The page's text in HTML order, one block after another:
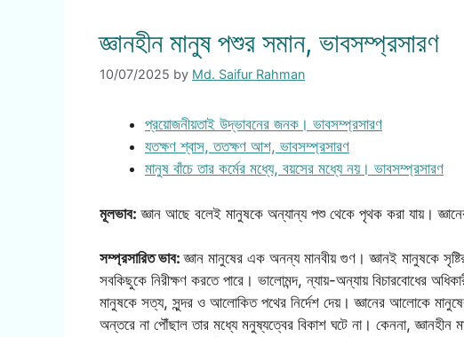
জ্ঞানহীন মানুষ পশুর সমান, ভাবসম্প্রসারণ
10/07/2025 by Md. Saifur Rahman
প্রয়োজনীয়তাই উদ্ভাবনের জনক। ভাবসম্প্রসারণ
যতক্ষণ শ্বাস, ততক্ষণ আশ, ভাবসম্প্রসারণ
মানুষ বাঁচে তার কর্মের মধ্যে, বয়সের মধ্যে নয়। ভাবসম্প্রসারণ
মূলভাব: জ্ঞান আছে বলেই মানুষকে অন্যান্য পশু থেকে পৃথক করা যায়।
সম্প্রসারিত ভাব:জ্ঞান মানুষের এক অনন্য মানবীয় গুণ। জ্ঞানই মানুষকে
সবকিছুকে নিরীক্ষণ করতে পারে। ভালোমন্দ, ন্যায়-অন্যায় বিচারবোধের
মানুষকে সত্য, সুন্দর ও আলোকিত পথের নির্দেশ দেয়। জ্ঞানের আলোকে
অন্তরে না পৌঁছাল তার মধ্যে মনুষ্যত্বের বিকাশ ঘটে না। কেননা, জ্ঞানহীন